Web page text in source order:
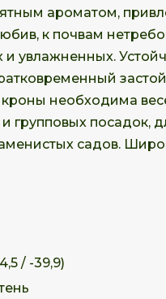
ароматом,
к почвам
увлажненных.
необходима
групповых посадок,
садов.
/ -39,9)